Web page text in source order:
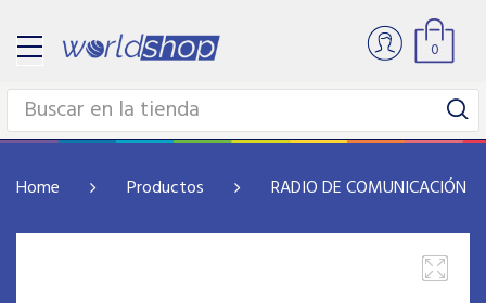
0
Home Productos RADIO DE COMUNICACIÓN Y